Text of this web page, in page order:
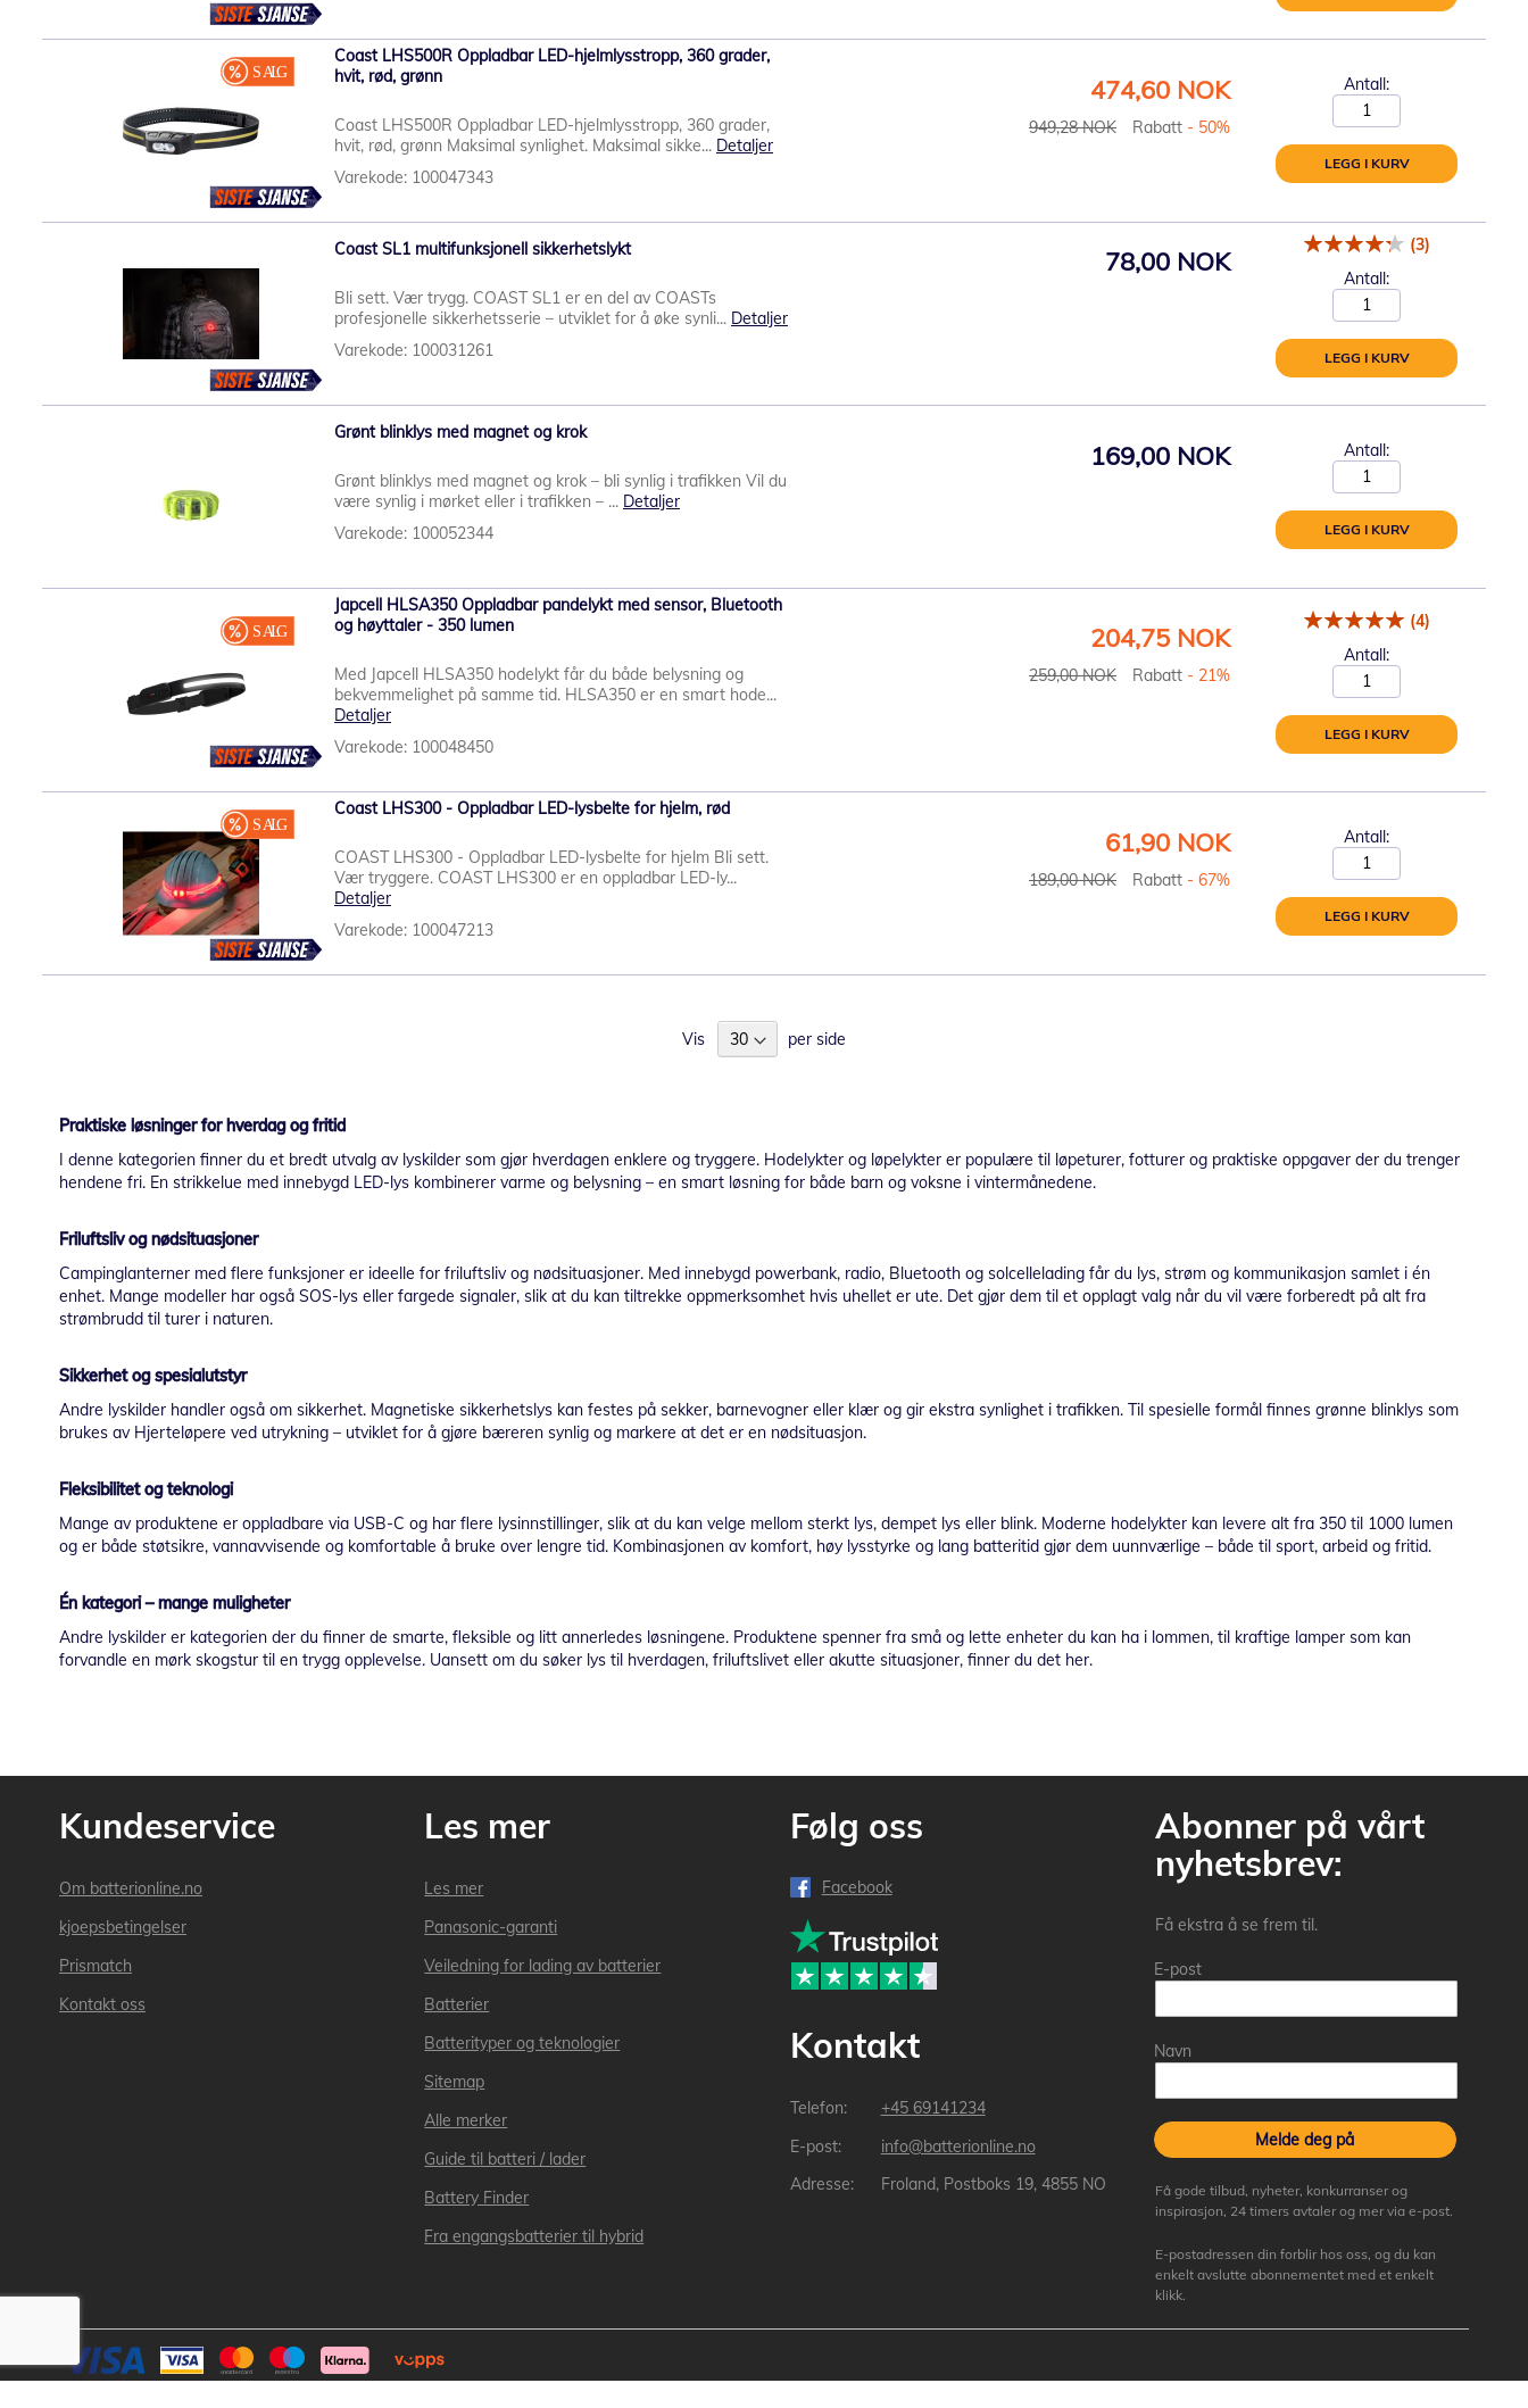
Coast LHS500R Oppladbar LED-hjelmlysstropp, 360 grader,
hvit, rød, grønn
Coast LHS500R Oppladbar LED-hjelmlysstropp, 360 grader,
hvit, rød, grønn Maksimal synlighet. Maksimal sikke... Detaljer
Varekode: 100047343
949,28 NOK Rabatt - 50%
Spesialpris
474,60 NOK Antall:
LEGG I KURV
Coast SL1 multifunksjonell sikkerhetslykt
Bli sett. Vær trygg. COAST SL1 er en del av COASTs
profesjonelle sikkerhetsserie – utviklet for å øke synli... Detaljer
Varekode: 100031261
78,00 NOK
(3)
Antall:
LEGG I KURV
Grønt blinklys med magnet og krok
Grønt blinklys med magnet og krok – bli synlig i trafikken Vil du
være synlig i mørket eller i trafikken – ... Detaljer
Varekode: 100052344
169,00 NOK Antall:
LEGG I KURV
Japcell HLSA350 Oppladbar pandelykt med sensor, Bluetooth
og høyttaler - 350 lumen
Med Japcell HLSA350 hodelykt får du både belysning og
bekvemmelighet på samme tid. HLSA350 er en smart hode...
Detaljer
Varekode: 100048450
259,00 NOK Rabatt - 21%
Spesialpris
204,75 NOK
(4)
Antall:
LEGG I KURV
Coast LHS300 - Oppladbar LED-lysbelte for hjelm, rød
COAST LHS300 - Oppladbar LED-lysbelte for hjelm Bli sett.
Vær tryggere. COAST LHS300 er en oppladbar LED-ly...
Detaljer
Varekode: 100047213
189,00 NOK Rabatt - 67%
Spesialpris
61,90 NOK Antall:
LEGG I KURV
Vis per side
Praktiske løsninger for hverdag og fritid
I denne kategorien finner du et bredt utvalg av lyskilder som gjør hverdagen enklere og tryggere. Hodelykter og løpelykter er populære til løpeturer, fotturer og praktiske oppgaver der du trenger
hendene fri. En strikkelue med innebygd LED-lys kombinerer varme og belysning – en smart løsning for både barn og voksne i vintermånedene.
Friluftsliv og nødsituasjoner
Campinglanterner med flere funksjoner er ideelle for friluftsliv og nødsituasjoner. Med innebygd powerbank, radio, Bluetooth og solcellelading får du lys, strøm og kommunikasjon samlet i én
enhet. Mange modeller har også SOS-lys eller fargede signaler, slik at du kan tiltrekke oppmerksomhet hvis uhellet er ute. Det gjør dem til et opplagt valg når du vil være forberedt på alt fra
strømbrudd til turer i naturen.
Sikkerhet og spesialutstyr
Andre lyskilder handler også om sikkerhet. Magnetiske sikkerhetslys kan festes på sekker, barnevogner eller klær og gir ekstra synlighet i trafikken. Til spesielle formål finnes grønne blinklys som
brukes av Hjerteløpere ved utrykning – utviklet for å gjøre bæreren synlig og markere at det er en nødsituasjon.
Fleksibilitet og teknologi
Mange av produktene er oppladbare via USB-C og har flere lysinnstillinger, slik at du kan velge mellom sterkt lys, dempet lys eller blink. Moderne hodelykter kan levere alt fra 350 til 1000 lumen
og er både støtsikre, vannavvisende og komfortable å bruke over lengre tid. Kombinasjonen av komfort, høy lysstyrke og lang batteritid gjør dem uunnværlige – både til sport, arbeid og fritid.
Én kategori – mange muligheter
Andre lyskilder er kategorien der du finner de smarte, fleksible og litt annerledes løsningene. Produktene spenner fra små og lette enheter du kan ha i lommen, til kraftige lamper som kan
forvandle en mørk skogstur til en trygg opplevelse. Uansett om du søker lys til hverdagen, friluftslivet eller akutte situasjoner, finner du det her.
Kundeservice
Om batterionline.no
kjoepsbetingelser
Prismatch
Kontakt oss
Les mer
Les mer
Panasonic-garanti
Veiledning for lading av batterier
Batterier
Batterityper og teknologier
Sitemap
Alle merker
Guide til batteri / lader
Battery Finder
Fra engangsbatterier til hybrid
Følg oss
Facebook
Kontakt
+45 69141234
info@batterionline.no
Froland, Postboks 19, 4855 NO
Abonner på vårt
nyhetsbrev:
Få ekstra å se frem til.
E-post
Navn
Melde deg på
Få gode tilbud, nyheter, konkurranser og
inspirasjon, 24 timers avtaler og mer via e-post.
E-postadressen din forblir hos oss, og du kan
enkelt avslutte abonnementet med et enkelt
klikk.